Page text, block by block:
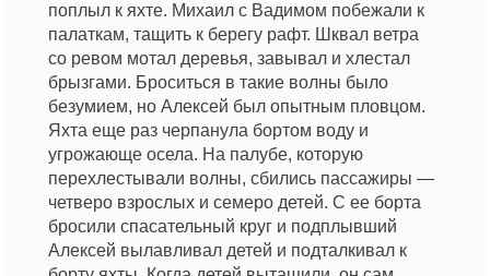
поплыл к яхте. Михаил с Вадимом побежали к
палаткам, тащить к берегу рафт. Шквал ветра
со ревом мотал деревья, завывал и хлестал
брызгами. Броситься в такие волны было
безумием, но Алексей был опытным пловцом.
Яхта еще раз черпанула бортом воду и
угрожающе осела. На палубе, которую
перехлестывали волны, сбились пассажиры —
четверо взрослых и семеро детей. С ее борта
бросили спасательный круг и подплывший
Алексей вылавливал детей и подталкивал к